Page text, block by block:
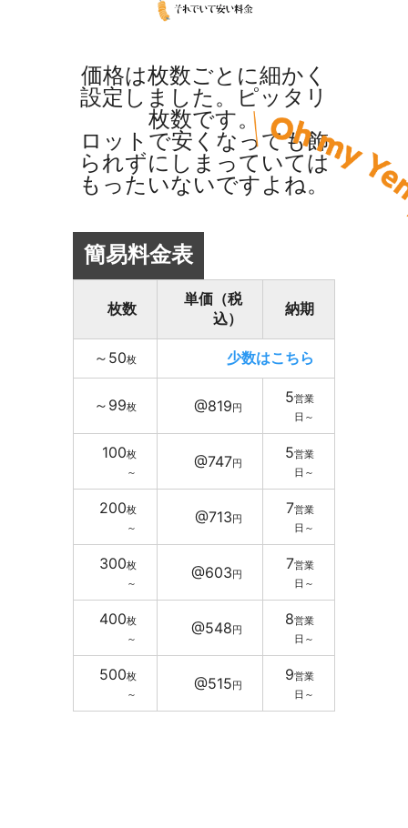
価格は枚数ごとに細かく
設定しました。ピッタリ
枚数です。
ロットで安くなっても飾
られずにしまっていては
もったいないですよね。
簡易料金表
枚数
単価（税
込）
納期
～50枚 少数はこちら
～99枚 @819円
5営業
日～
100枚
～
@747円
5営業
日～
200枚
～
@713円
7営業
日～
300枚
～
@603円
7営業
日～
400枚
～
@548円
8営業
日～
500枚
～
@515円
9営業
日～